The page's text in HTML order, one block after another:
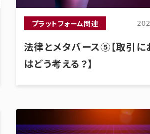
プラットフォーム関連
法律とメタバース⑤【取引
はどう考える？】